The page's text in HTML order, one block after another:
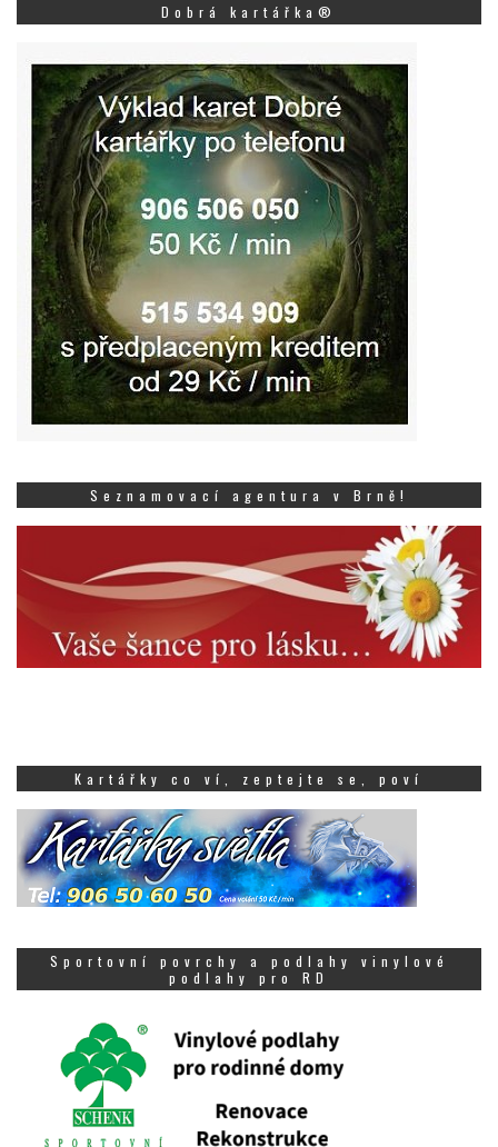
Dobrá kartářka®
Seznamovací agentura v Brně!
Kartářky co ví, zeptejte se, poví
Sportovní povrchy a podlahy vinylové
podlahy pro RD